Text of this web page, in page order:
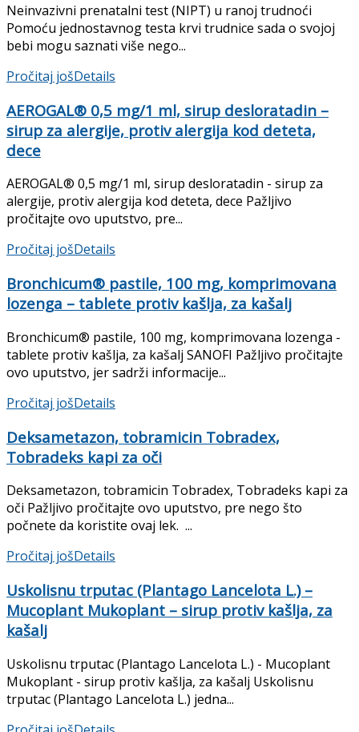
Neinvazivni prenatalni test (NIPT) u ranoj trudnoći
Pomoću jednostavnog testa krvi trudnice sada o svojoj
bebi mogu saznati više nego...
Pročitaj jošDetails
AEROGAL® 0,5 mg/1 ml, sirup desloratadin –
sirup za alergije, protiv alergija kod deteta,
dece
AEROGAL® 0,5 mg/1 ml, sirup desloratadin - sirup za
alergije, protiv alergija kod deteta, dece Pažljivo
pročitajte ovo uputstvo, pre...
Pročitaj jošDetails
Bronchicum® pastile, 100 mg, komprimovana
lozenga – tablete protiv kašlja, za kašalj
Bronchicum® pastile, 100 mg, komprimovana lozenga -
tablete protiv kašlja, za kašalj SANOFI Pažljivo pročitajte
ovo uputstvo, jer sadrži informacije...
Pročitaj jošDetails
Deksametazon, tobramicin Tobradex,
Tobradeks kapi za oči
Deksametazon, tobramicin Tobradex, Tobradeks kapi za
oči Pažljivo pročitajte ovo uputstvo, pre nego što
počnete da koristite ovaj lek. ...
Pročitaj jošDetails
Uskolisnu trputac (Plantago Lancelota L.) –
Mucoplant Mukoplant – sirup protiv kašlja, za
kašalj
Uskolisnu trputac (Plantago Lancelota L.) - Mucoplant
Mukoplant - sirup protiv kašlja, za kašalj Uskolisnu
trputac (Plantago Lancelota L.) jedna...